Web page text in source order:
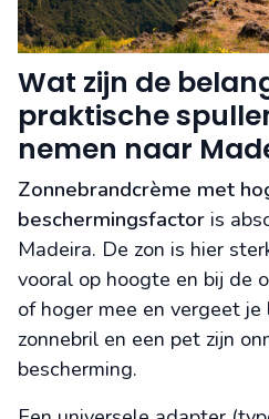
Wat zijn de
praktische
nemen naar
Zonnebrandcrème met
beschermingsfactor is
Madeira. De zon is hier
vooral op hoogte en bij de
of hoger mee en vergeet je
zonnebril en een pet zijn
bescherming.